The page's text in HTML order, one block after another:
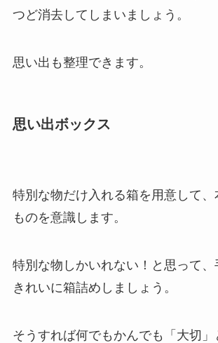
つど消去してしまいましょう。
思い出も整理できます。
思い出ボックス
特別な物だけ入れる箱を用意して、
ものを意識します。
特別な物しかいれない！と思って、
きれいに箱詰めしましょう。
そうすれば何でもかんでも「大切